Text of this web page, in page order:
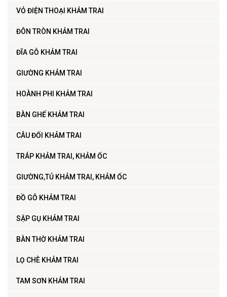
VỎ ĐIỆN THOẠI KHẢM TRAI
ĐÔN TRÒN KHẢM TRAI
ĐĨA GỖ KHẢM TRAI
GIƯỜNG KHẢM TRAI
HOÀNH PHI KHẢM TRAI
BÀN GHẾ KHẢM TRAI
CÂU ĐỐI KHẢM TRAI
TRÁP KHẢM TRAI, KHẢM ỐC
GIƯỜNG,TỦ KHẢM TRAI, KHẢM ỐC
ĐỒ GỖ KHẢM TRAI
SẬP GỤ KHẢM TRAI
BÀN THỜ KHẢM TRAI
LỌ CHÈ KHẢM TRAI
TAM SƠN KHẢM TRAI